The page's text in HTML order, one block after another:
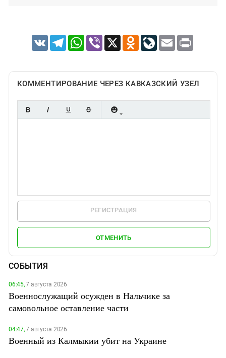
VK TelegramWhatsApp
Viber X Odnoklassniki
LiveJournal
Email Print
КОММЕНТИРОВАНИЕ ЧЕРЕЗ КАВКАЗСКИЙ УЗЕЛ
РЕГИСТРАЦИЯ
ОТМЕНИТЬ
СОБЫТИЯ
06:45,7 августа 2026
Военнослужащий осужден в Нальчике за
самовольное оставление части
04:47,7 августа 2026
Военный из Калмыкии убит на Украине